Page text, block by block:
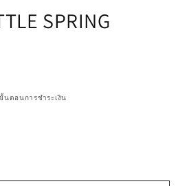
SPRING
ตอนการชำระเงิน